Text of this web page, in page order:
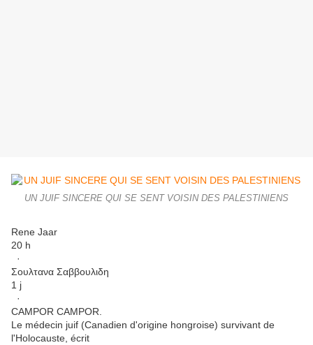
UN JUIF SINCERE QUI SE SENT VOISIN DES PALESTINIENS
Rene Jaar
20 h
·
Σουλτανα Σαββουλιδη
1 j
·
CAMPOR CAMPOR.
Le médecin juif (Canadien d'origine hongroise) survivant de
l'Holocauste, écrit